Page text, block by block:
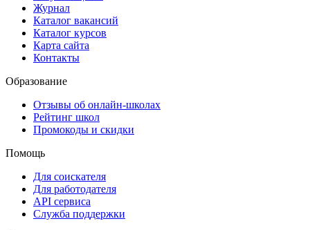
Журнал
Каталог вакансий
Каталог курсов
Карта сайта
Контакты
Образование
Отзывы об онлайн-школах
Рейтинг школ
Промокоды и скидки
Помощь
Для соискателя
Для работодателя
API сервиса
Служба поддержки